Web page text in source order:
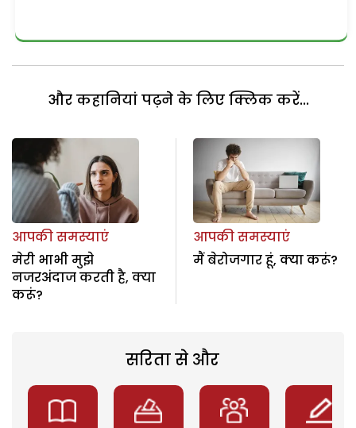
और कहानियां पढ़ने के लिए क्लिक करें...
आपकी समस्याएं
मेरी भाभी मुझे
नजरअंदाज करती है, क्या
करूं?
आपकी समस्याएं
मैं बेरोजगार हूं, क्या करूं?
सरिता से और